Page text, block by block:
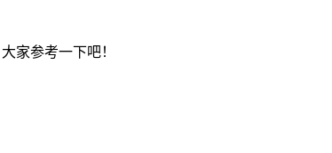
家参考一下吧！